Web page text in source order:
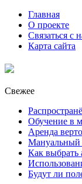
Главная
О проекте
Связаться с
Карта сайта
Свежее
Обучение в
Аренда
Мануальный
Как выбрать
Будут ли